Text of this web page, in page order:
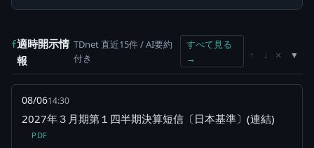
f適時開示情
報
TDnet 直近15件 / AI要約
付き
すべて見る
→
↑ ↓ ×
08/0614:30
2027年３月期第１四半期決算短信〔日本基準〕(連結)
PDF